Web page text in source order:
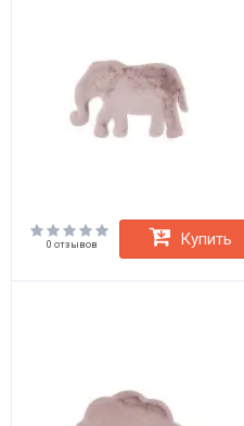
0 отзывов Купить